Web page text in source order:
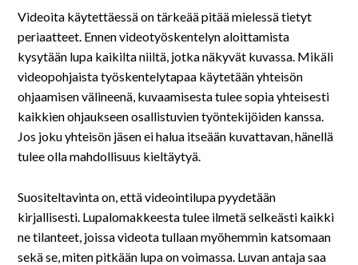
Videoita käytettäessä on tärkeää pitää mielessä tietyt
periaatteet. Ennen videotyöskentelyn aloittamista
kysytään lupa kaikilta niiltä, jotka näkyvät kuvassa. Mikäli
videopohjaista työskentelytapaa käytetään yhteisön
ohjaamisen välineenä, kuvaamisesta tulee sopia yhteisesti
kaikkien ohjaukseen osallistuvien työntekijöiden kanssa.
Jos joku yhteisön jäsen ei halua itseään kuvattavan, hänellä
tulee olla mahdollisuus kieltäytyä.
Suositeltavinta on, että videointilupa pyydetään
kirjallisesti. Lupalomakkeesta tulee ilmetä selkeästi kaikki
ne tilanteet, joissa videota tullaan myöhemmin katsomaan
sekä se, miten pitkään lupa on voimassa. Luvan antaja saa